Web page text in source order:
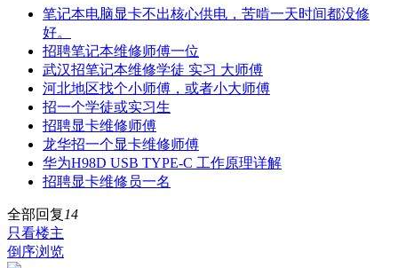
笔记本电脑显卡不出核心供电，苦啃一天时间都没修
好。
招聘笔记本维修师傅一位
武汉招笔记本维修学徒 实习 大师傅
河北地区找个小师傅，或者小大师傅
招一个学徒或实习生
招聘显卡维修师傅
龙华招一个显卡维修师傅
华为H98D USB TYPE-C 工作原理详解
招聘显卡维修员一名
全部回复 14
只看楼主
倒序浏览